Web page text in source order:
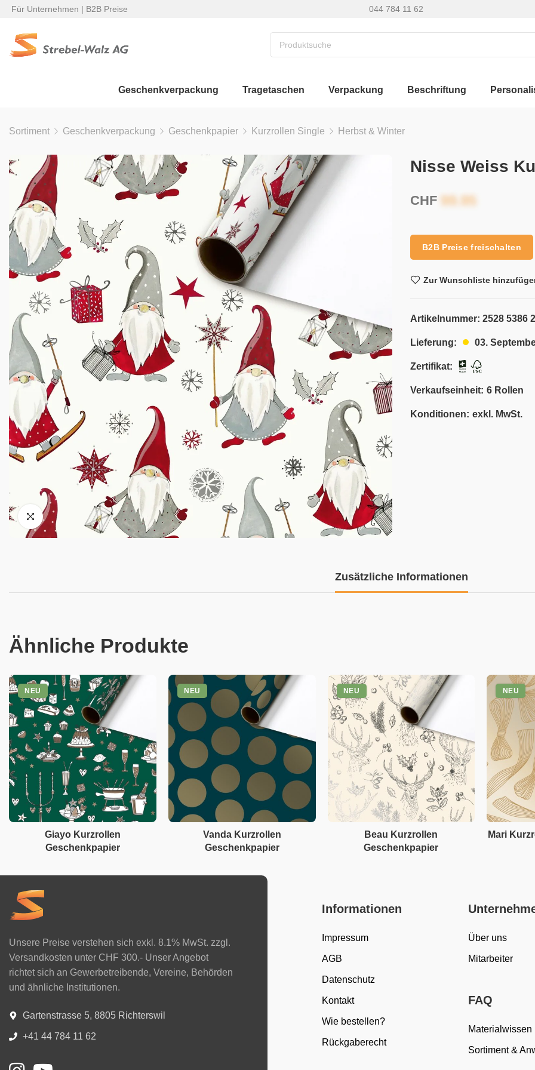
Für Unternehmen | B2B Preise 044 784 11 62
Geschenkverpackung Tragetaschen Verpackung Beschriftung
Sortiment Geschenkverpackung Geschenkpapier Kurzrollen Single Herbst & Winter
Nisse Weiss
CHF
B2B Preise freischalten
Zur Wunschliste
Artikelnummer: 2528 5386
Lieferung: 03.
Zertifikat:
Verkaufseinheit: 6 Rollen
Konditionen: exkl. MwSt.
Zusätzliche Informationen
Ähnliche Produkte
NEU
Giayo Kurzrollen
Geschenkpapier
NEU
Vanda Kurzrollen
Geschenkpapier
NEU
Beau Kurzrollen
Geschenkpapier
NEU
Mari
Unsere Preise verstehen sich exkl. 8.1% MwSt. zzgl.
Versandkosten unter CHF 300.- Unser Angebot
richtet sich an Gewerbetreibende, Vereine, Behörden
und ähnliche Institutionen.
Gartenstrasse 5, 8805 Richterswil
+41 44 784 11 62
Informationen
Impressum
AGB
Datenschutz
Kontakt
Wie bestellen?
Rückgaberecht
Über uns
Mitarbeiter
FAQ
Materialwissen
Sortiment &